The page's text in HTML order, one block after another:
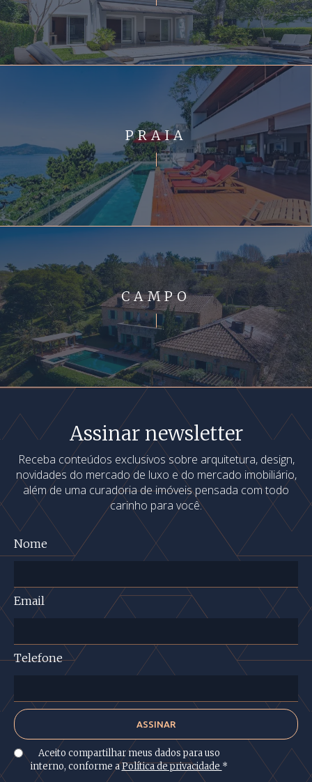
PRAIA
CAMPO
Assinar newsletter
Receba conteúdos exclusivos sobre arquitetura, design,
novidades do mercado de luxo e do mercado imobiliário,
além de uma curadoria de imóveis pensada com todo
carinho para você.
Nome
Email
Telefone
Aceito compartilhar meus dados para uso
interno, conforme aPolítica de privacidade *